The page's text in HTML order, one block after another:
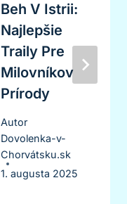
Beh V Istrii:
Najlepšie
Traily Pre
Milovníkov
Prírody
Autor
Dovolenka-v-
Chorvátsku.sk
1. augusta 2025